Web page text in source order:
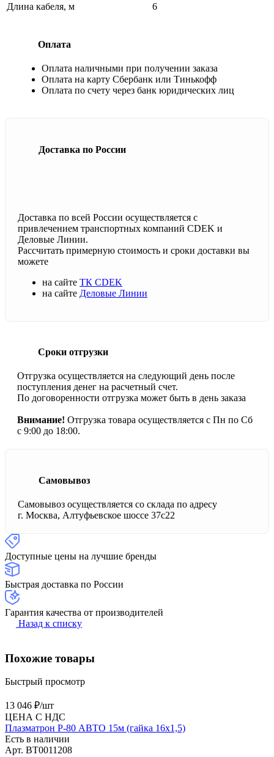
Длина кабеля, м
6
Оплата
Оплата наличными при получении заказа
Оплата на карту Сбербанк или Тинькофф
Оплата по счету через банк юридических лиц
Доставка по России
Доставка по всей России осуществляется с
привлечением транспортных компаний CDEK и
Деловые Линии.
Рассчитать примерную стоимость и сроки доставки вы
можете
на сайте ТК CDEK
на сайте Деловые Линии
Сроки отгрузки
Отгрузка осуществляется на следующий день после
поступления денег на расчетный счет.
По договоренности отгрузка может быть в день заказа
Внимание! Отгрузка товара осуществляется с Пн по Сб
с 9:00 до 18:00.
Самовывоз
Самовывоз осуществляется со склада по адресу
г. Москва, Алтуфьевское шоссе 37с22
Доступные цены на лучшие бренды
Быстрая доставка по России
Гарантия качества от производителей
Назад к списку
Похожие товары
Быстрый просмотр
13 046 ₽/шт
ЦЕНА С НДС
Плазматрон P-80 АВТО 15м (гайка 16х1,5)
Есть в наличии
Арт. BT0011208